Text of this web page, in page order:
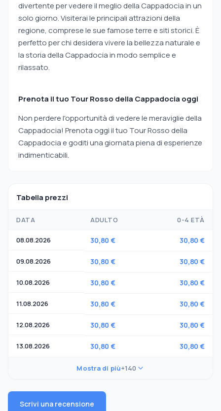
divertente per vedere il meglio della Cappadocia in un
solo giorno. Visiterai le principali attrazioni della
regione, comprese le sue famose terre e siti storici. È
perfetto per chi desidera vivere la bellezza naturale e
la storia della Cappadocia in modo semplice e
rilassato.
Prenota il tuo Tour Rosso della Cappadocia oggi
Non perdere l'opportunità di vedere le meraviglie della
Cappadocia! Prenota oggi il tuo Tour Rosso della
Cappadocia e goditi una giornata piena di esperienze
indimenticabili.
Tabella prezzi
DATA ADULTO 0-4 ETÀ
08.08.2026 30,80 € 30,80 €
09.08.2026 30,80 € 30,80 €
10.08.2026 30,80 € 30,80 €
11.08.2026 30,80 € 30,80 €
12.08.2026 30,80 € 30,80 €
13.08.2026 30,80 € 30,80 €
Mostra di più+140
Scrivi una recensione